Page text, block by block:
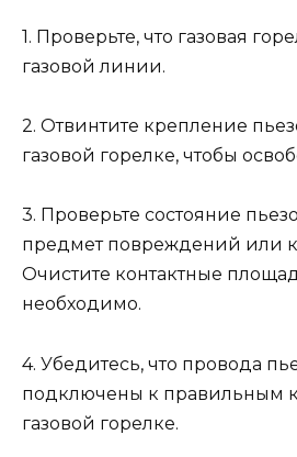
1. Проверьте, что газовая
газовой линии.
2. Отвинтите крепление
газовой горелке, чтобы
3. Проверьте состояние
предмет повреждений или
Очистите контактные
необходимо.
4. Убедитесь, что провода
подключены к правильным
газовой горелке.